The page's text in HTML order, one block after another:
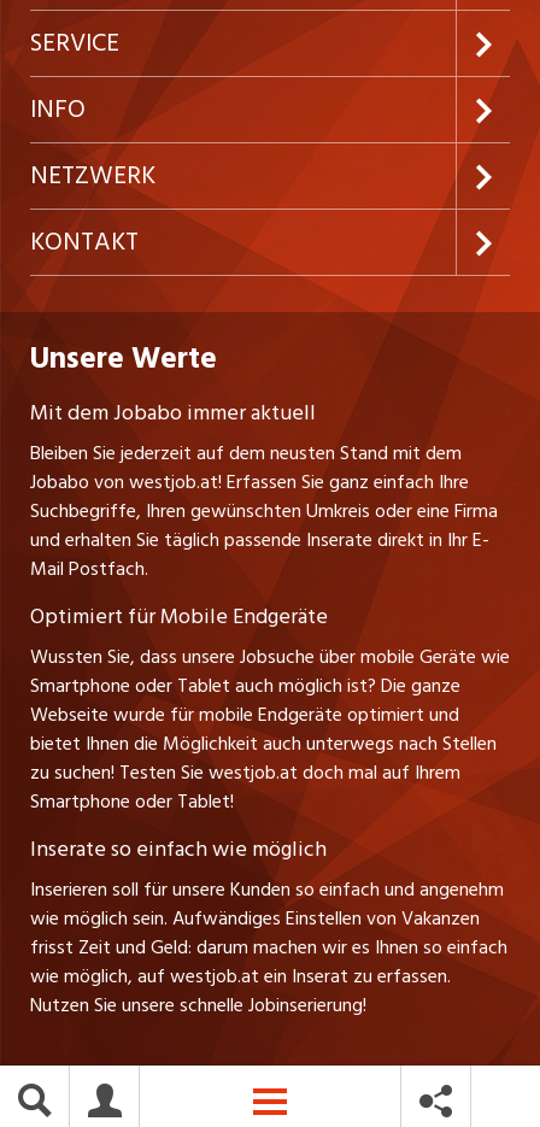
Jobabo abonnieren
Neue Stellen
Festanstellungen
Temporäre Jobs
Praktika
Führungspositionen
Management / Kader-Jobs
SERVICE
Kundenlogin
Inserieren
Firmen
Personalvermittler
INFO
Preise und Leistungen
AGB
Datenschutzerklärung
Impressum
NETZWERK
ostjob.ch
jobzüri.ch
jobmittelland.ch
jobbern.ch
jobbasel.ch
zentraljob.ch
myjob.ch
schaffu.ch (VS)
ajourjob.ch
russmedia.com
vol.at
KONTAKT
Gutenbergstrasse 1
A-6858 Schwarzach
Stefan Spötl
Tel. +43 664 39 47 47 7
Leiter westjob.at
Andrea Graf
Tel. +43 664 20 30 02 1
Verkauf und Beratung
Unsere Werte
Mit dem Jobabo immer aktuell
Bleiben Sie jederzeit auf dem neusten Stand mit dem
Jobabo von westjob.at! Erfassen Sie ganz einfach Ihre
Suchbegriffe, Ihren gewünschten Umkreis oder eine Firma
und erhalten Sie täglich passende Inserate direkt in Ihr E-
Mail Postfach.
Optimiert für Mobile Endgeräte
Wussten Sie, dass unsere Jobsuche über mobile Geräte wie
Smartphone oder Tablet auch möglich ist? Die ganze
Webseite wurde für mobile Endgeräte optimiert und
bietet Ihnen die Möglichkeit auch unterwegs nach Stellen
zu suchen! Testen Sie westjob.at doch mal auf Ihrem
Smartphone oder Tablet!
Inserate so einfach wie möglich
Inserieren soll für unsere Kunden so einfach und angenehm
wie möglich sein. Aufwändiges Einstellen von Vakanzen
frisst Zeit und Geld: darum machen wir es Ihnen so einfach
wie möglich, auf westjob.at ein Inserat zu erfassen.
Nutzen Sie unsere schnelle Jobinserierung!